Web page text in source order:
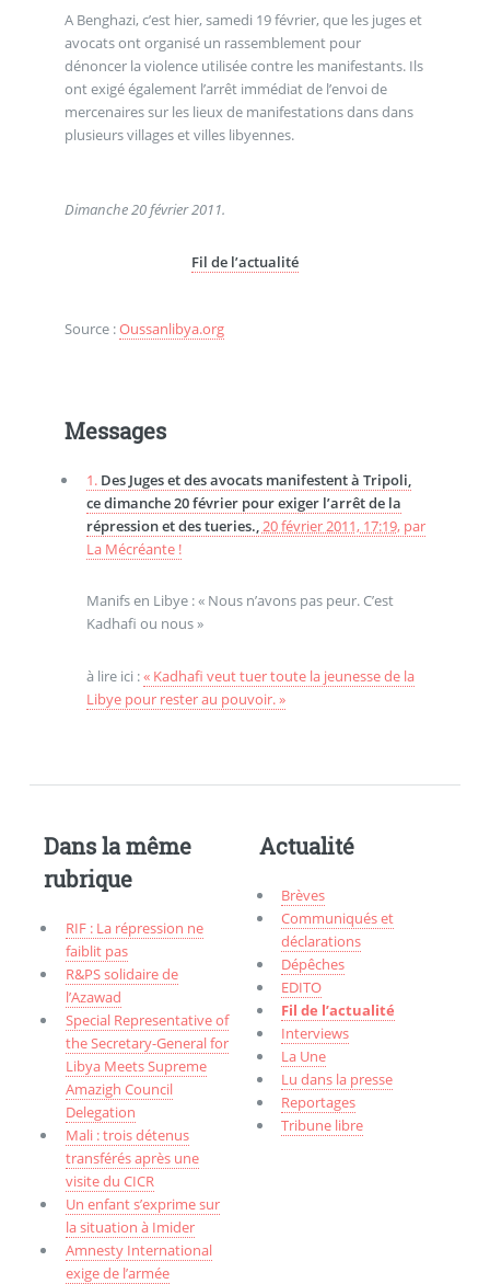
A Benghazi, c’est hier, samedi 19 février, que les juges et
avocats ont organisé un rassemblement pour
dénoncer la violence utilisée contre les manifestants. Ils
ont exigé également l’arrêt immédiat de l’envoi de
mercenaires sur les lieux de manifestations dans dans
plusieurs villages et villes libyennes.
Dimanche 20 février 2011.
Fil de l’actualité
Source :Oussanlibya.org
Messages
1. Des Juges et des avocats manifestent à Tripoli,
ce dimanche 20 février pour exiger l’arrêt de la
répression et des tueries.,20 février 2011, 17:19, par
La Mécréante !
Manifs en Libye : « Nous n’avons pas peur. C’est
Kadhafi ou nous »
à lire ici :« Kadhafi veut tuer toute la jeunesse de la
Libye pour rester au pouvoir. »
Dans la même
rubrique
RIF : La répression ne
faiblit pas
R&PS solidaire de
l’Azawad
Special Representative of
the Secretary-General for
Libya Meets Supreme
Amazigh Council
Delegation
Mali : trois détenus
transférés après une
visite du CICR
Un enfant s’exprime sur
la situation à Imider
Amnesty International
exige de l’armée
Actualité
Brèves
Communiqués et
déclarations
Dépêches
EDITO
Fil de l’actualité
Interviews
La Une
Lu dans la presse
Reportages
Tribune libre